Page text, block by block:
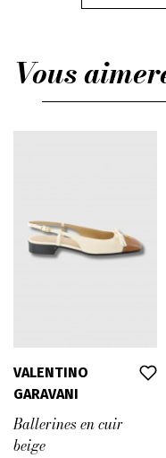
Vous
VALENTINO
GARAVANI
Ballerines en cuir
beige